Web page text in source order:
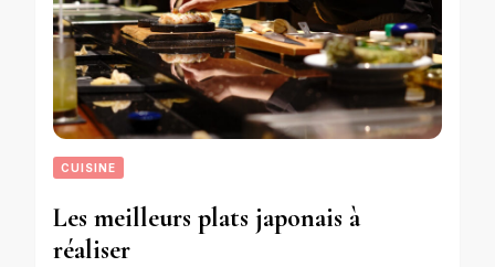
CUISINE
Les meilleurs plats japonais à
réaliser